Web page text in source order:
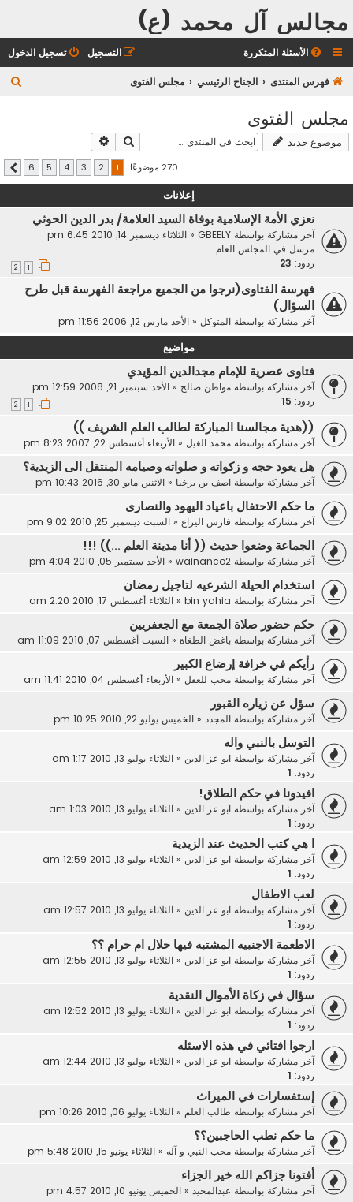
مجالس آل محمد (ع)
الأسئلة المتكررة تسجيل الدخول التسجيل
فهرس المنتدى الجناح الرئيسي مجلس الفتوى
ب
مجلس الفتوى
موضوع جديد بحث
270 موضوعًا 2
3
4
5
6 التالي
إعلانات
نعزي الأمة الإسلامية بوفاة السيد العلامة/ بدر الدين الحوثي
آخر مشاركة بواسطة GBEELY
« الثلاثاء ديسمبر 14, 2010 6:45 pm
مرسل في المجلس العام
ردود: 23
فهرسة الفتاوى(نرجوا من الجميع مراجعة الفهرسة قبل طرح
السؤال)
آخر مشاركة بواسطة المتوكل « الأحد مارس 12, 2006 11:56 pm
مواضيع
فتاوى عصرية للإمام مجدالدين المؤيدي
آخر مشاركة بواسطة مواطن صالح« الأحد سبتمبر 21, 2008 12:59 pm
ردود: 15
((هدية مجالسنا المباركة لطالب العلم الشريف ))
آخر مشاركة بواسطة محمد الغيل « الأربعاء أغسطس 22, 2007 8:23 pm
هل يعود حجه و زكواته و صلواته وصيامه المنتقل الى الزيدية؟
آخر مشاركة بواسطة اصف بن برخيا« الاثنين مايو 30, 2016 10:43 pm
ما حكم الاحتفال باعياد اليهود والنصارى
آخر مشاركة بواسطة فارس اليراع« السبت ديسمبر 25, 2010 9:02 pm
الجماعة وضعوا حديث (( أنا مدينة العلم ...)) !!!
آخر مشاركة بواسطة wainanco2
« الأحد سبتمبر 05, 2010 4:04 pm
استخدام الحيلة الشرعيه لتاجيل رمضان
آخر مشاركة بواسطة bin yahia
« الثلاثاء أغسطس 17, 2010 2:20 am
حكم حضور صلاة الجمعة مع الجعفريين
آخر مشاركة بواسطة باغض الطغاة« السبت أغسطس 07, 2010 11:09 am
رأيكم في خرافة إرضاع الكبير
آخر مشاركة بواسطة محب للعقل « الأربعاء أغسطس 04, 2010 11:41 am
سؤل عن زياره القبور
آخر مشاركة بواسطة المجدد« الخميس يوليو 22, 2010 10:25 pm
التوسل بالنبي واله
آخر مشاركة بواسطة ابو عز الدين« الثلاثاء يوليو 13, 2010 1:17 am
ردود:
افيدونا في حكم الطلاق!
آخر مشاركة بواسطة ابو عز الدين« الثلاثاء يوليو 13, 2010 1:03 am
ردود:
ا هي كتب الحديث عند الزيدية
آخر مشاركة بواسطة ابو عز الدين« الثلاثاء يوليو 13, 2010 12:59 am
ردود:
لعب الاطفال
آخر مشاركة بواسطة ابو عز الدين« الثلاثاء يوليو 13, 2010 12:57 am
ردود:
الاطعمة الاجنبيه المشتبه فيها حلال ام حرام ؟؟
آخر مشاركة بواسطة ابو عز الدين« الثلاثاء يوليو 13, 2010 12:55 am
ردود:
سؤال في زكاة الأموال النقدية
آخر مشاركة بواسطة ابو عز الدين« الثلاثاء يوليو 13, 2010 12:52 am
ردود:
ارجوا افتائي في هذه الاسئله
آخر مشاركة بواسطة ابو عز الدين« الثلاثاء يوليو 13, 2010 12:44 am
ردود:
إستفسارات في الميراث
آخر مشاركة بواسطة طالب العلم« الثلاثاء يوليو 06, 2010 10:26 pm
ما حكم نطب الحاجبين؟؟
آخر مشاركة بواسطة محب النبي و آله« الثلاثاء يونيو 15, 2010 5:48 pm
أفتونا جزاكم الله خير الجزاء
آخر مشاركة بواسطة عبدالمجيد« الخميس يونيو 10, 2010 4:57 pm